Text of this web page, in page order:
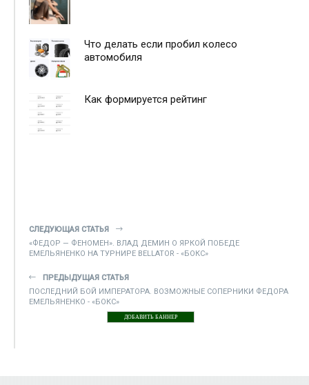
Что делать если пробил колесо
автомобиля
Как формируется рейтинг
СЛЕДУЮЩАЯ СТАТЬЯ
«ФЕДОР — ФЕНОМЕН». ВЛАД ДЕМИН О ЯРКОЙ ПОБЕДЕ
ЕМЕЛЬЯНЕНКО НА ТУРНИРЕ BELLATOR - «БОКС»
ПРЕДЫДУЩАЯ СТАТЬЯ
ПОСЛЕДНИЙ БОЙ ИМПЕРАТОРА. ВОЗМОЖНЫЕ СОПЕРНИКИ ФЕДОРА
ЕМЕЛЬЯНЕНКО - «БОКС»
ДОБАВИТЬ БАННЕР